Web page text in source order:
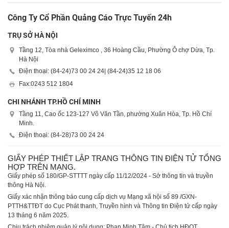
Công Ty Cổ Phần Quảng Cáo Trực Tuyến 24h
TRỤ SỞ HÀ NỘI
Tầng 12, Tòa nhà Geleximco , 36 Hoàng Cầu, Phường Ô chợ Dừa, Tp.
Hà Nội
Điện thoại: (84-24)73 00 24 24 | (84-24)35 12 18 06
Fax:0243 512 1804
CHI NHÁNH TP.HỒ CHÍ MINH
Tầng 11, Cao ốc 123-127 Võ Văn Tần, phường Xuân Hòa, Tp. Hồ Chí
Minh.
Điện thoại: (84-28)73 00 24 24
GIẤY PHÉP THIẾT LẬP TRANG THÔNG TIN ĐIỆN TỬ TỔNG
HỢP TRÊN MẠNG.
Giấy phép số 180/GP-STTTT ngày cấp 11/12/2024 - Sở thông tin và truyền
thông Hà Nội.
Giấy xác nhận thông báo cung cấp dịch vụ Mạng xã hội số 89 /GXN-
PTTH&TTĐT do Cục Phát thanh, Truyền hình và Thông tin Điện tử cấp ngày
13 tháng 6 năm 2025.